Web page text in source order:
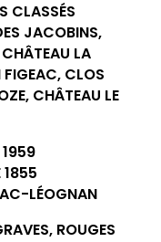
CLASSÉS
JACOBINS,
LA
CLOS
CHÂTEAU LE
1855
LÉOGNAN
ROUGES